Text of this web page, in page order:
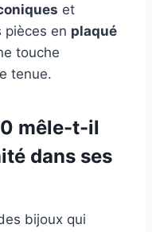
et
pièces en plaqué
touche
tenue.
mêle-t-il
dans ses
bijoux qui